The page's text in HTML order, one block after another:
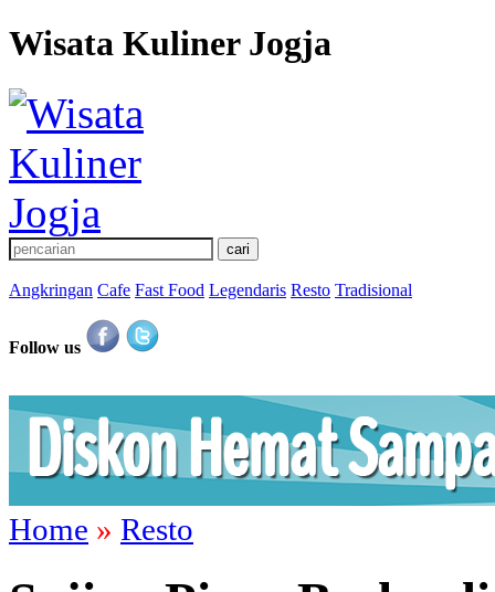
Wisata Kuliner Jogja
Angkringan Cafe Fast Food Legendaris Resto Tradisional
Follow us
Home » Resto